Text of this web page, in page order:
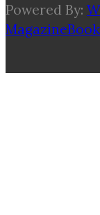
Powered By:
MagazineBook